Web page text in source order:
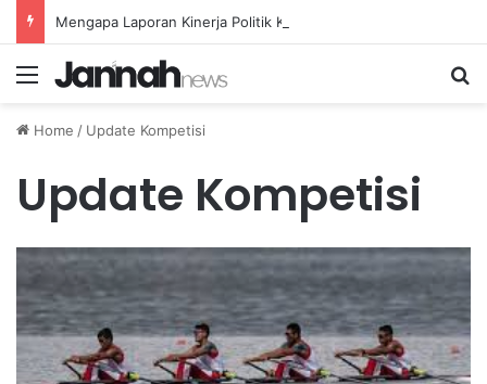
Menu
Home / Update Kompetisi
Update Kompetisi